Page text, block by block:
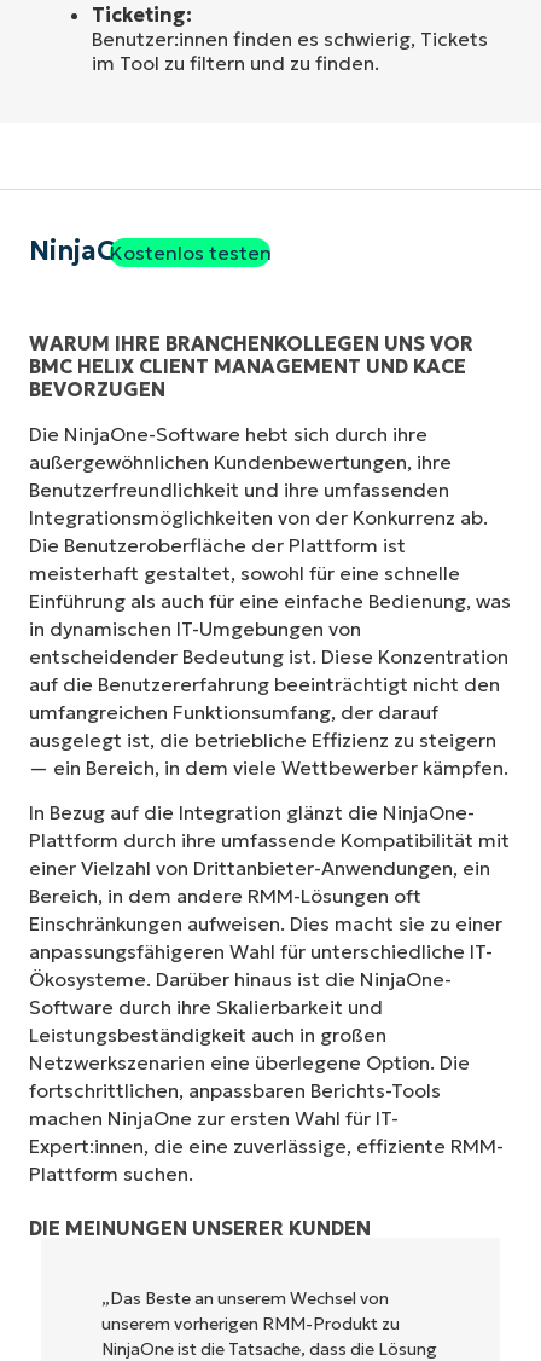
Ticketing:
Benutzer:innen finden es schwierig, Tickets
im Tool zu filtern und zu finden.
NinjaOneKostenlos testen
WARUM IHRE BRANCHENKOLLEGEN UNS VOR
BMC HELIX CLIENT MANAGEMENT UND KACE
BEVORZUGEN
Die NinjaOne-Software hebt sich durch ihre
außergewöhnlichen Kundenbewertungen, ihre
Benutzerfreundlichkeit und ihre umfassenden
Integrationsmöglichkeiten von der Konkurrenz ab.
Die Benutzeroberfläche der Plattform ist
meisterhaft gestaltet, sowohl für eine schnelle
Einführung als auch für eine einfache Bedienung, was
in dynamischen IT-Umgebungen von
entscheidender Bedeutung ist. Diese Konzentration
auf die Benutzererfahrung beeinträchtigt nicht den
umfangreichen Funktionsumfang, der darauf
ausgelegt ist, die betriebliche Effizienz zu steigern
— ein Bereich, in dem viele Wettbewerber kämpfen.
In Bezug auf die Integration glänzt die NinjaOne-
Plattform durch ihre umfassende Kompatibilität mit
einer Vielzahl von Drittanbieter-Anwendungen, ein
Bereich, in dem andere RMM-Lösungen oft
Einschränkungen aufweisen. Dies macht sie zu einer
anpassungsfähigeren Wahl für unterschiedliche IT-
Ökosysteme. Darüber hinaus ist die NinjaOne-
Software durch ihre Skalierbarkeit und
Leistungsbeständigkeit auch in großen
Netzwerkszenarien eine überlegene Option. Die
fortschrittlichen, anpassbaren Berichts-Tools
machen NinjaOne zur ersten Wahl für IT-
Expert:innen, die eine zuverlässige, effiziente RMM-
Plattform suchen.
DIE MEINUNGEN UNSERER KUNDEN
NinjaOne ist unglaublich leicht zu bedienen
und kombiniert ein schnelles Interface mit
leistungsstarken Funktionen im Backend.